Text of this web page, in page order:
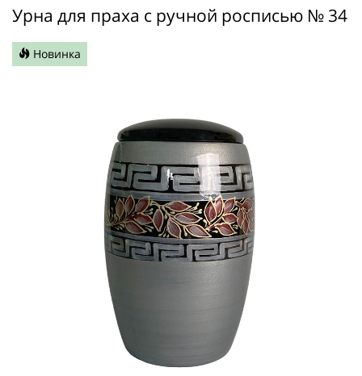
Урна для праха с ручной росписью № 34
Новинка